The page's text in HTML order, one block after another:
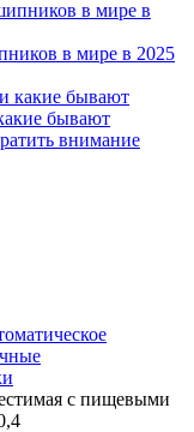
в мире в 2025
бывают
внимание
с пищевыми